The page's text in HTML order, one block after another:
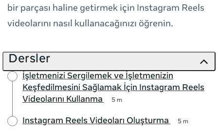
bir parçası haline getirmek için Instagram Reels
videolarını nasıl kullanacağınızı öğrenin.
Dersler
İşletmenizi Sergilemek ve İşletmenizin
Keşfedilmesini Sağlamak İçin Instagram Reels
Videolarını Kullanma
5 m
Instagram Reels Videoları Oluşturma 5 m